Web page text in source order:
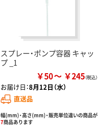
スプレー・ポンプ容器 キャッ
プ _1
￥50 ￥245
お届け日：8月12日（水）
直送品
幅(mm)・高さ(mm)・販売単位違いの商品が
7商品あります